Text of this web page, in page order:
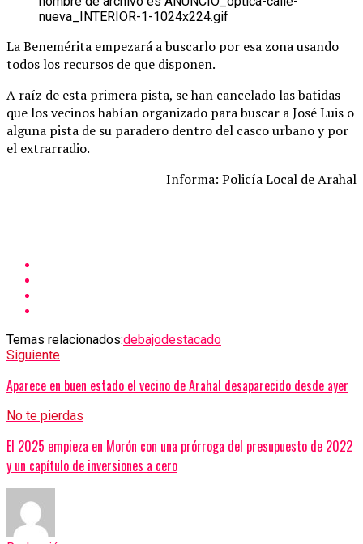
La Benemérita empezará a buscarlo por esa zona usando
todos los recursos de que disponen.
A raíz de esta primera pista, se han cancelado las batidas
que los vecinos habían organizado para buscar a José Luis o
alguna pista de su paradero dentro del casco urbano y por
el extrarradio.
Informa: Policía Local de Arahal
Temas relacionados:debajodestacado
Siguiente
Aparece en buen estado el vecino de Arahal desaparecido desde ayer
No te pierdas
El 2025 empieza en Morón con una prórroga del presupuesto de 2022
y un capítulo de inversiones a cero